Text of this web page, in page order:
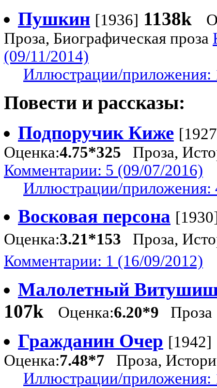
Пушкин [1936] 1138k
Проза, Биографическая проза
(09/11/2014)
Иллюстрации/приложения:
Повести и рассказы:
Подпоручик Киже
Оценка:4.75*325 Проза,
Комментарии: 5 (09/07/2016)
Иллюстрации/приложения:
Восковая персона
Оценка:3.21*153 Проза,
Комментарии: 1 (16/09/2012)
Малолетный
107k
Оценка:6.20*9 Проза
Гражданин Очер [1942]
Оценка:7.48*7 Проза,
Иллюстрации/приложения: